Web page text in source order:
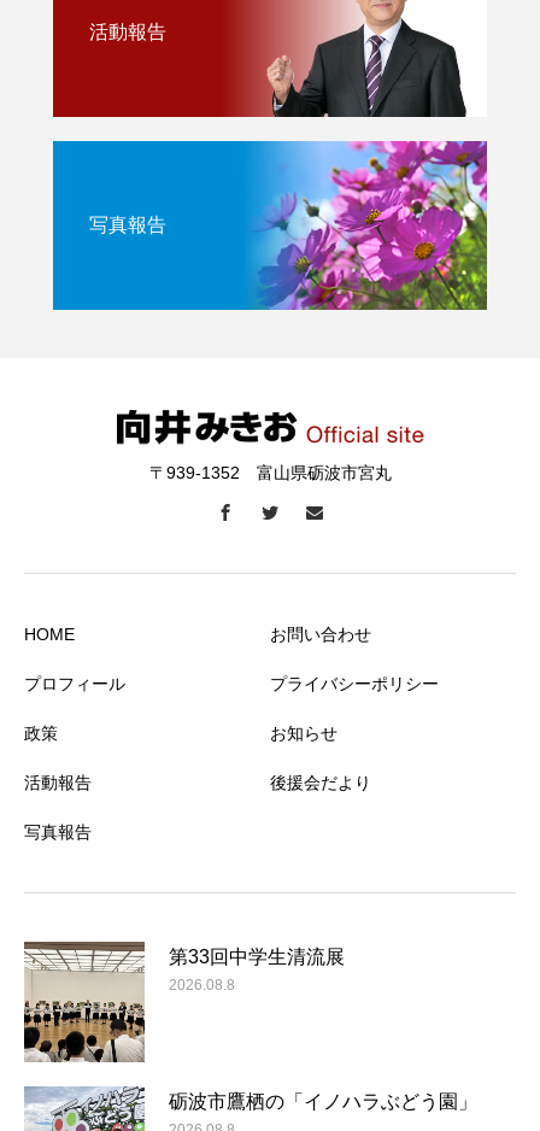
活動報告
写真報告
〒939-1352 富山県砺波市宮丸
HOME
プロフィール
政策
活動報告
写真報告
お問い合わせ
プライバシーポリシー
お知らせ
後援会だより
第33回中学生清流展
2026.08.8
砺波市鷹栖の「イノハラぶどう園」